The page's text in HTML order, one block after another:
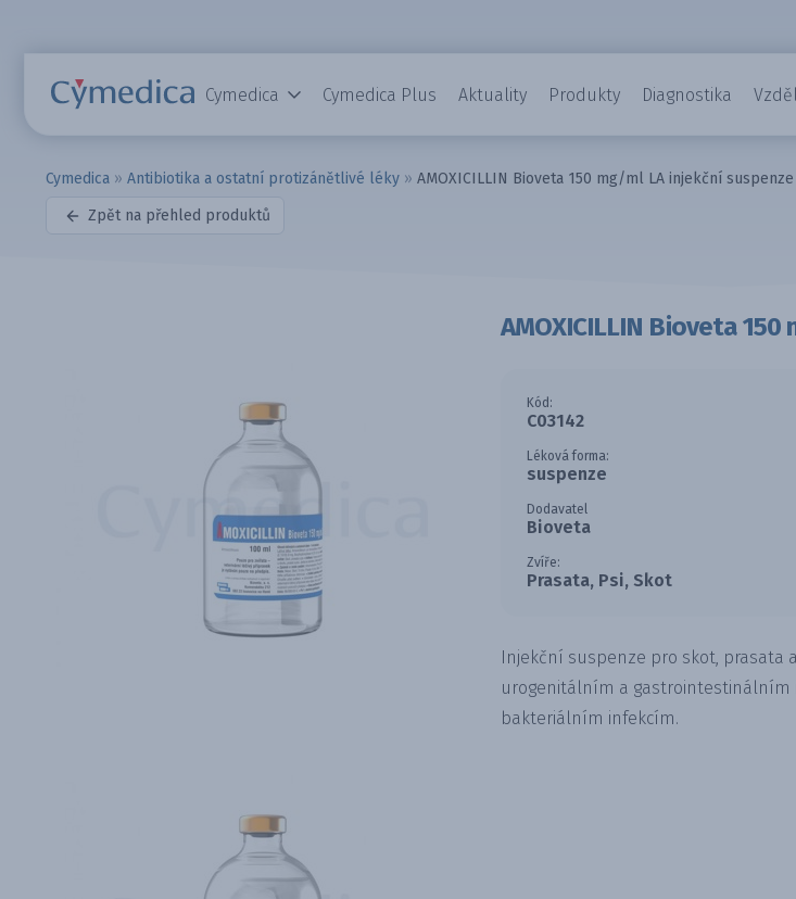
Cymedica Cymedica Plus Aktuality Produkty Diagnostika
Cymedica » Antibiotika a ostatní protizánětlivé léky » AMOXICILLIN Bioveta 150 mg/ml LA injekční suspenze
Zpět na přehled produktů
AMOXICILLIN Bioveta
Kód:
C03142
Léková forma:
suspenze
Dodavatel
Bioveta
Zvíře:
Prasata, Psi, Skot
Injekční suspenze pro skot, prasata
urogenitálním a gastrointestinálním
bakteriálním infekcím.